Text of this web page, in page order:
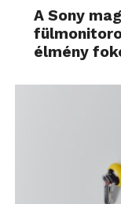
A Sony
élmény